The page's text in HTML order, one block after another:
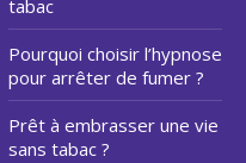
tabac
Pourquoi choisir l’hypnose
pour arrêter de fumer ?
Prêt à embrasser une vie
sans tabac ?